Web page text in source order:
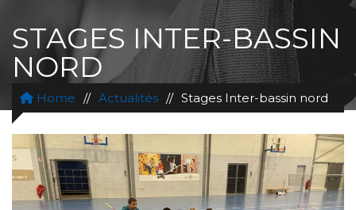
STAGES INTER-BASSIN
NORD
Home // Actualités // Stages Inter-bassin nord